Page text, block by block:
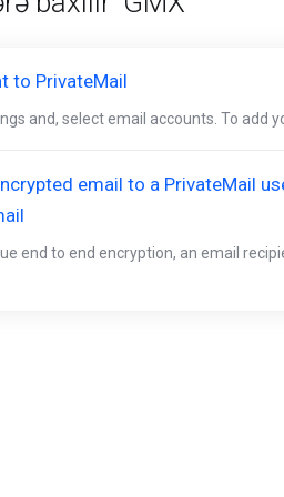
to PrivateMail
and, select email accounts. To add
email to a PrivateMail
end to end encryption, an email